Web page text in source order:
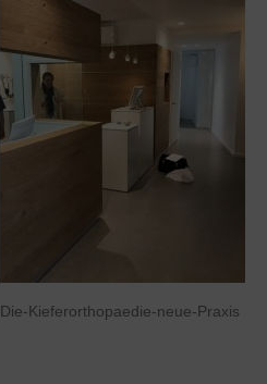
Die-Kieferorthopaedie-neue-Praxis